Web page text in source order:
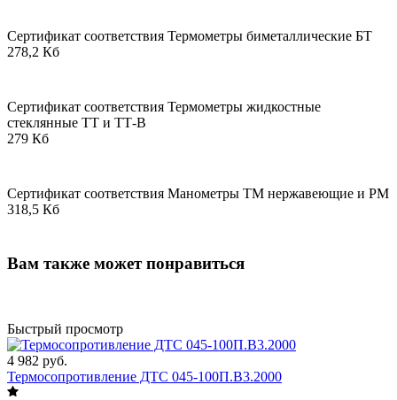
Сертификат соответствия Термометры биметаллические БТ
278,2 Кб
Сертификат соответствия Термометры жидкостные
стеклянные ТТ и ТТ-В
279 Кб
Сертификат соответствия Манометры ТМ нержавеющие и РМ
318,5 Кб
Вам также может понравиться
Быстрый просмотр
4 982 руб.
Термосопротивление ДТС 045-100П.В3.2000